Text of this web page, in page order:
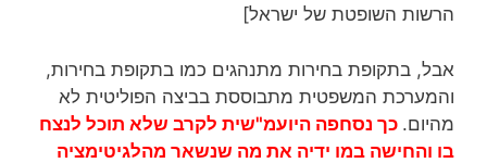
הרשות השופטת של ישראל]
אבל, בתקופת בחירות מתנהגים כמו בתקופת בחירות,
והמערכת המשפטית מתבוססת בביצה הפוליטית לא
מהיום. כך נסחפה היועמ"שית לקרב שלא תוכל לנצח
בו והחישה במו ידיה את מה שנשאר מהלגיטימציה